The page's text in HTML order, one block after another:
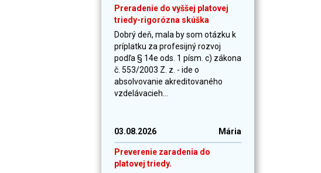
Preradenie do vyššej platovej
triedy-rigorózna skúška
Dobrý deň, mala by som otázku k
príplatku za profesijný rozvoj
podľa § 14e ods. 1 písm. c) zákona
č. 553/2003 Z. z. - ide o
absolvovanie akreditovaného
vzdelávacieh...
03.08.2026 Mária
Preverenie zaradenia do
platovej triedy.